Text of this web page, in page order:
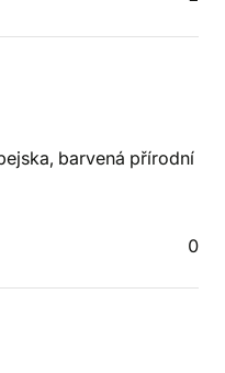
barvená přírodní
0